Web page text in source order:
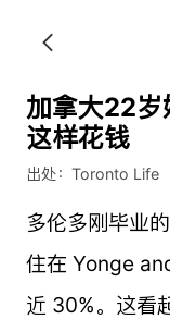
加拿大22
这样花钱
出处：Toronto Life
多伦多刚毕业
住在 Yonge
近 30%。这看